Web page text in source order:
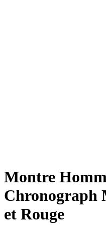
Montre
Chronograph
et Rouge